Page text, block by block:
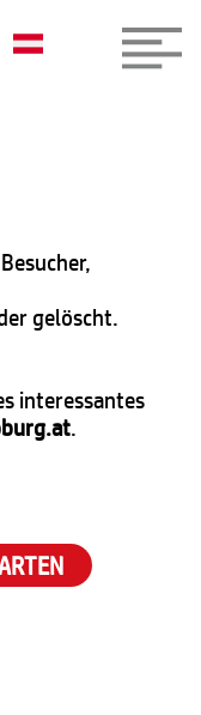
gelöscht.
interessantes
.